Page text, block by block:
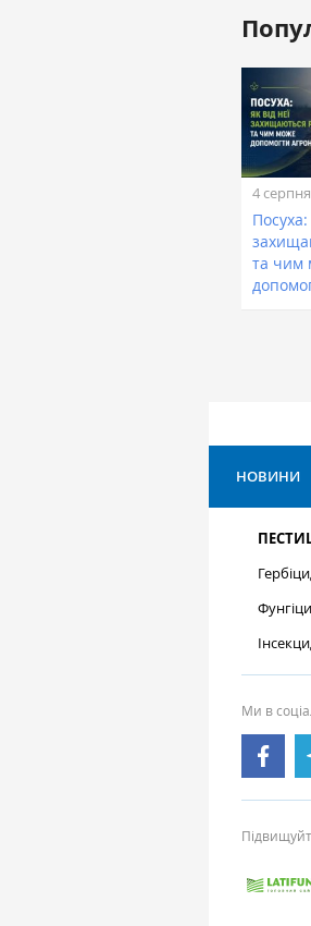
4 серпня
Посуха:
та чим
НОВИНИ
Ми в